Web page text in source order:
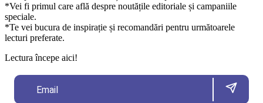
*Vei fi primul care află despre noutățile editoriale și campaniile
speciale.
*Te vei bucura de inspirație și recomandări pentru următoarele
lecturi preferate.
Lectura începe aici!